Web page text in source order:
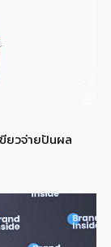
ขียวจ่ายปันผล